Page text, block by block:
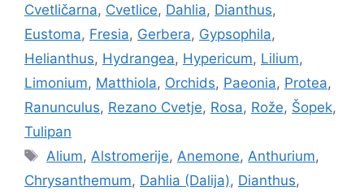
Cvetličarna, Cvetlice, Dahlia, Dianthus,
Eustoma, Fresia, Gerbera, Gypsophila,
Helianthus, Hydrangea, Hypericum, Lilium,
Limonium, Matthiola, Orchids, Paeonia, Protea,
Ranunculus, Rezano Cvetje, Rosa, Rože, Šopek,
Tulipan
Tags
Alium, Alstromerije, Anemone, Anthurium,
Chrysanthemum, Dahlia (Dalija), Dianthus,